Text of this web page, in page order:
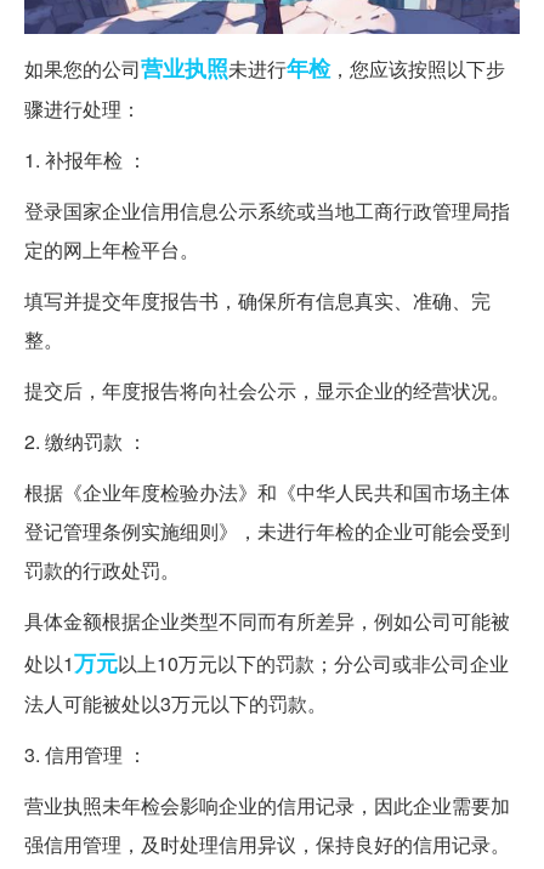
如果您的公司营业执照未进行年检，您应该按照以下步
骤进行处理：
1. 补报年检 ：
登录国家企业信用信息公示系统或当地工商行政管理局指
定的网上年检平台。
填写并提交年度报告书，确保所有信息真实、准确、完
整。
提交后，年度报告将向社会公示，显示企业的经营状况。
2. 缴纳罚款 ：
根据《企业年度检验办法》和《中华人民共和国市场主体
登记管理条例实施细则》，未进行年检的企业可能会受到
罚款的行政处罚。
具体金额根据企业类型不同而有所差异，例如公司可能被
处以1万元以上10万元以下的罚款；分公司或非公司企业
法人可能被处以3万元以下的罚款。
3. 信用管理 ：
营业执照未年检会影响企业的信用记录，因此企业需要加
强信用管理，及时处理信用异议，保持良好的信用记录。